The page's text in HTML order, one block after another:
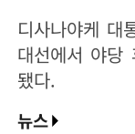
디사나야케 대
대선에서 야당
됐다.
뉴스